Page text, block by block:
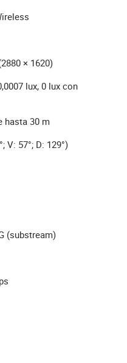
× 1620)
lux, 0 lux con
hasta 30 m
V: 57°; D: 129°)
(substream)